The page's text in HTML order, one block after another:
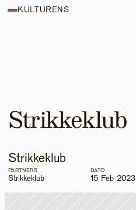
Strikkeklub
Strikkeklub
PARTNERS
Strikkeklub
DATO
15 Feb 2023
KULTURENS